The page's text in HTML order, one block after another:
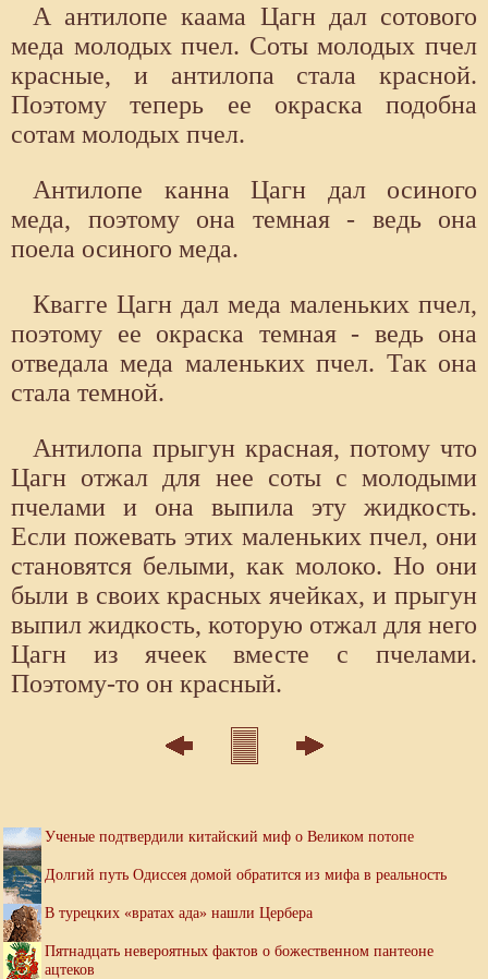
А антилопе каама Цагн дал сотового
меда молодых пчел. Соты молодых пчел
красные, и антилопа стала красной.
Поэтому теперь ее окраска подобна
сотам молодых пчел.
Антилопе канна Цагн дал осиного
меда, поэтому она темная - ведь она
поела осиного меда.
Квагге Цагн дал меда маленьких пчел,
поэтому ее окраска темная - ведь она
отведала меда маленьких пчел. Так она
стала темной.
Антилопа прыгун красная, потому что
Цагн отжал для нее соты с молодыми
пчелами и она выпила эту жидкость.
Если пожевать этих маленьких пчел, они
становятся белыми, как молоко. Но они
были в своих красных ячейках, и прыгун
выпил жидкость, которую отжал для него
Цагн из ячеек вместе с пчелами.
Поэтому-то он красный.
Ученые подтвердили китайский миф о Великом потопе
Долгий путь Одиссея домой обратится из мифа в реальность
В турецких «вратах ада» нашли Цербера
Пятнадцать невероятных фактов о божественном пантеоне
ацтеков